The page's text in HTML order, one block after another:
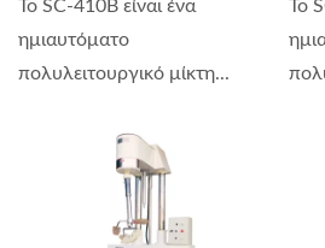
Το SC-410B είναι ένα
ημιαυτόματο
πολυλειτουργικό μίκτη...
Το